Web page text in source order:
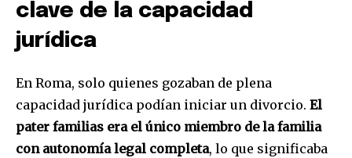
clave de la capacidad
jurídica
En Roma, solo quienes gozaban de plena
capacidad jurídica podían iniciar un divorcio. El
pater familias era el único miembro de la familia
con autonomía legal completa, lo que significaba